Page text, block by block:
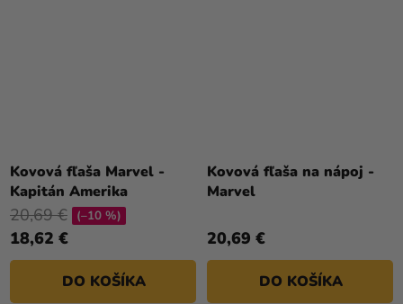
Kovová fľaša Marvel -
Kapitán Amerika
18,62 €
20,69 € (–10 %)
DO KOŠÍKA
Kovová fľaša na nápoj -
Marvel
20,69 €
DO KOŠÍKA